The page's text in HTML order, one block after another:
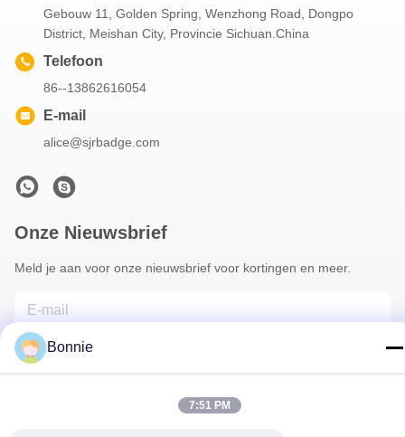
Gebouw 11, Golden Spring, Wenzhong Road, Dongpo
District, Meishan City, Provincie Sichuan.China
Telefoon
86--13862616054
E-mail
alice@sjrbadge.com
Onze Nieuwsbrief
Meld je aan voor onze nieuwsbrief voor kortingen en meer.
Bonnie
7:51 PM